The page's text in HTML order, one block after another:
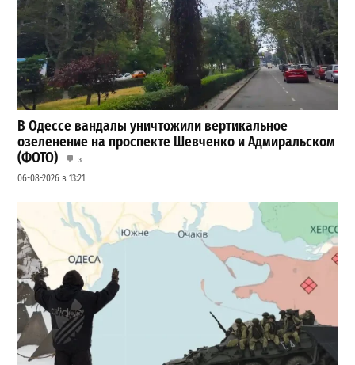
В Одессе вандалы уничтожили вертикальное
озеленение на проспекте Шевченко и Адмиральском
(ФОТО)
3
06-08-2026 в 13:21